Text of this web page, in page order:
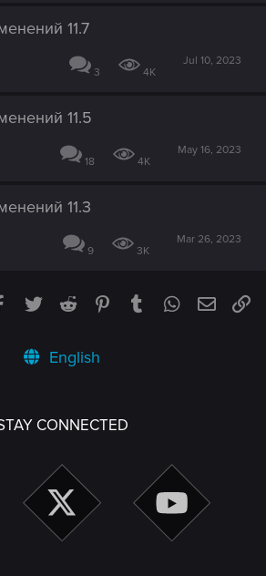
11.7
3 4K
Jul 10, 2023
11.5
18 4K
May 16, 2023
11.3
9 3K
Mar 26, 2023
Facebook
TwitterReddit PinterestTumblrWhatsApp
Email
English
CONNECTED